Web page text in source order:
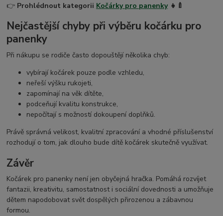
👉 Prohlédnout kategorii Kočárky pro panenky👧🍼
Nejčastější chyby při výběru kočárku pro
panenky
Při nákupu se rodiče často dopouštějí několika chyb:
vybírají kočárek pouze podle vzhledu,
neřeší výšku rukojeti,
zapomínají na věk dítěte,
podceňují kvalitu konstrukce,
nepočítají s možností dokoupení doplňků.
Právě správná velikost, kvalitní zpracování a vhodné příslušenství
rozhodují o tom, jak dlouho bude dítě kočárek skutečně využívat.
Závěr
Kočárek pro panenky není jen obyčejná hračka. Pomáhá rozvíjet
fantazii, kreativitu, samostatnost i sociální dovednosti a umožňuje
dětem napodobovat svět dospělých přirozenou a zábavnou
formou.